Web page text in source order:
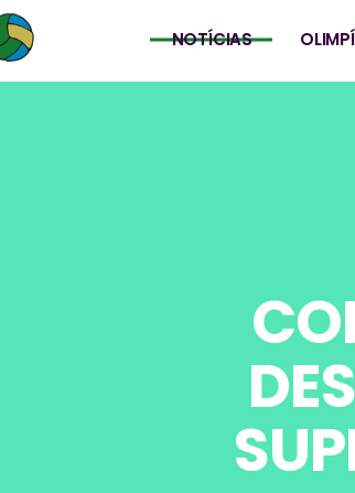
NOTÍCIAS